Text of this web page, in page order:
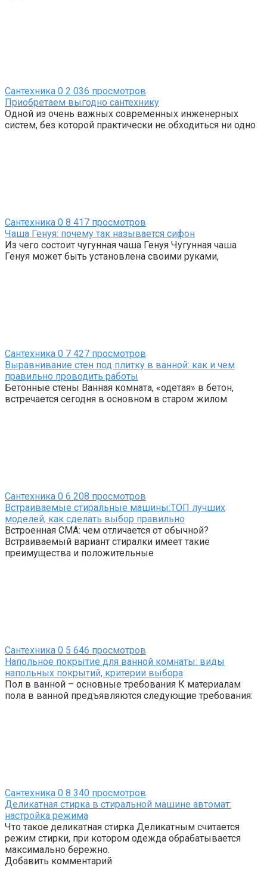
Сантехника 0 2 036 просмотров
Приобретаем выгодно сантехнику
Одной из очень важных современных инженерных
систем, без которой практически не обходиться ни одно
Сантехника 0 8 417 просмотров
Чаша Генуя: почему так называется сифон
Из чего состоит чугунная чаша Генуя Чугунная чаша
Генуя может быть установлена своими руками,
Сантехника 0 7 427 просмотров
Выравнивание стен под плитку в ванной: как и чем
правильно проводить работы
Бетонные стены Ванная комната, «одетая» в бетон,
встречается сегодня в основном в старом жилом
Сантехника 0 6 208 просмотров
Встраиваемые стиральные машины:ТОП лучших
моделей, как сделать выбор правильно
Встроенная СМА: чем отличается от обычной?
Встраиваемый вариант стиралки имеет такие
преимущества и положительные
Сантехника 0 5 646 просмотров
Напольное покрытие для ванной комнаты: виды
напольных покрытий, критерии выбора
Пол в ванной – основные требования К материалам
пола в ванной предъявляются следующие требования:
Сантехника 0 8 340 просмотров
Деликатная стирка в стиральной машине автомат:
настройка режима
Что такое деликатная стирка Деликатным считается
режим стирки, при котором одежда обрабатывается
максимально бережно.
Добавить комментарий